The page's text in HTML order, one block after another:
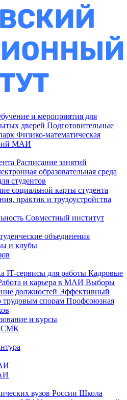
и мероприятия для
дверей Подготовительные
Физико-математическая
МАИ
Расписание занятий
образовательная среда
студентов
социальной карты студента
практик и трудоустройства
Совместный институт
объединения
и клубы
IT-сервисы для работы Кадровые
и карьера в МАИ Выборы
должностей Эффективный
трудовым спорам Профсоюзная
и курсы
СМК
вузов России Школа